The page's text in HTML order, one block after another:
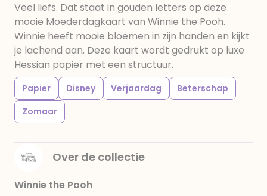
Veel liefs. Dat staat in gouden letters op deze
mooie Moederdagkaart van Winnie the Pooh.
Winnie heeft mooie bloemen in zijn handen en kijkt
je lachend aan. Deze kaart wordt gedrukt op luxe
Hessian papier met een structuur.
Papier Disney Verjaardag
Beterschap
Zomaar
Over de collectie
Winnie the Pooh